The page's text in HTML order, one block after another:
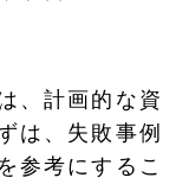
、計画的な資
は、失敗事例
参考にするこ